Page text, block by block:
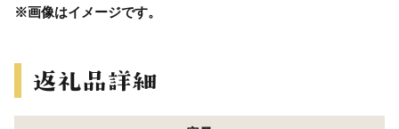
※画像はイメージです。